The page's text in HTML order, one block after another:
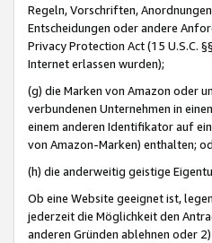
Regeln, Vorschriften,
Entscheidungen oder andere
Privacy Protection Act (15 U.S.C.
Internet erlassen wurden);
(g) die Marken von Amazon oder
verbundenen Unternehmen in
einem anderen Identifikator auf
von Amazon-Marken) enthalten;
(h) die anderweitig geistige
Ob eine Website geeignet ist,
jederzeit die Möglichkeit den
anderen Gründen ablehnen oder